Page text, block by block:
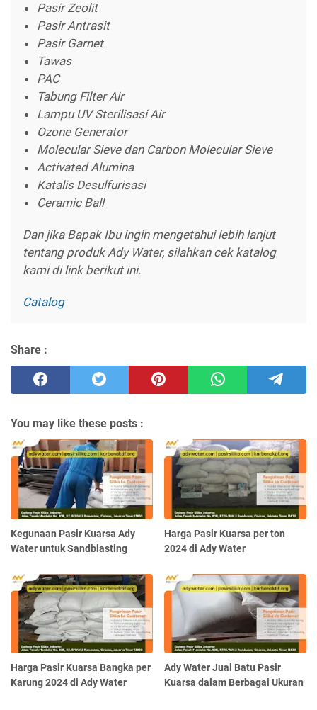
Pasir Zeolit
Pasir Antrasit
Pasir Garnet
Tawas
PAC
Tabung Filter Air
Lampu UV Sterilisasi Air
Ozone Generator
Molecular Sieve dan Carbon Molecular Sieve
Activated Alumina
Katalis Desulfurisasi
Ceramic Ball
Dan jika Bapak Ibu ingin mengetahui lebih lanjut
tentang produk Ady Water, silahkan cek katalog
kami di link berikut ini.
Catalog
Share :
You may like these posts :
Kegunaan Pasir Kuarsa Ady
Water untuk Sandblasting
Harga Pasir Kuarsa per ton
2024 di Ady Water
Harga Pasir Kuarsa Bangka per
Karung 2024 di Ady Water
Ady Water Jual Batu Pasir
Kuarsa dalam Berbagai Ukuran